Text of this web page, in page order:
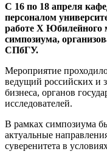
С 16 по 18 апреля
персоналом
работе X Юбилейного
симпозиума,
СПбГУ.
Мероприятие
ведущий российских и
бизнеса, органов
исследователей.
В рамках симпозиума
актуальные
суверенитета в